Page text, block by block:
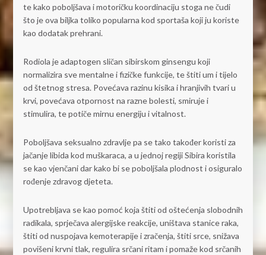
te kako poboljšava i motoričku koordinaciju stoga ne čudi
što je ova biljka toliko popularna kod sportaša koji ju koriste
kao dodatak prehrani.
Rodiola je adaptogen sličan sibirskom ginsengu koji
normalizira sve mentalne i fizičke funkcije, te štiti um i tijelo
od štetnog stresa. Povećava razinu kisika i hranjivih tvari u
krvi, povećava otpornost na razne bolesti, smiruje i
stimulira, te potiče mirnu energiju i vitalnost.
Poboljšava seksualno zdravlje pa se tako također koristi za
jačanje libida kod muškaraca, a u jednoj regiji Sibira koristila
se kao vjenčani dar kako bi se poboljšala plodnost i osiguralo
rođenje zdravog djeteta.
Upotrebljava se kao pomoć koja štiti od oštećenja slobodnih
radikala, sprječava alergijske reakcije, uništava stanice raka,
štiti od nuspojava kemoterapije i zračenja, štiti srce, snižava
povišeni krvni tlak, regulira srčani ritam i pomaže kod srčanih